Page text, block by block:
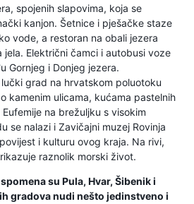
spojenih slapovima, koja se
kanjon. Šetnice i pješačke staze
vode, a restoran na obali jezera
jela. Električni čamci i autobusi voze
Gornjeg i Donjeg jezera.
lučki grad na hrvatskom poluotoku
kamenim ulicama, kućama pastelnih
na brežuljku s visokim
se nalazi i Zavičajni muzej Rovinja
i kulturu ovog kraja. Na rivi,
raznolik morski život.
su Pula, Hvar, Šibenik i
gradova nudi nešto jedinstveno i